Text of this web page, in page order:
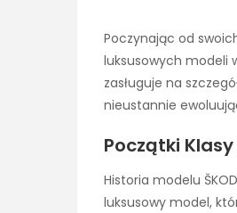
Poczynając od
luksusowych modeli
zasługuje na
nieustannie
Początki Klasy
Historia modelu
luksusowy model,